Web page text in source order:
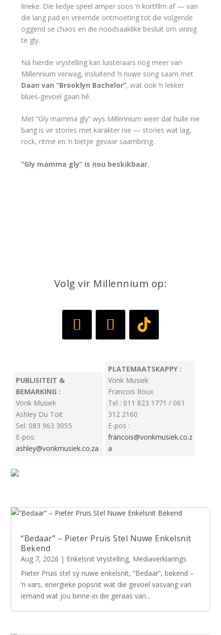
lirieke. Die liedjie speel amper soos ’n kortfilm af — van
die lang pad en vreemde ontmoeting tot die volgende
oggend se chaos en die noodsaaklike besluit om vinnig
te gly.
Ná hierdie vrystelling kan luisteraars nog meer van
Millennium verwag, insluitend ’n nuwe song saam met
Daan van “Brooklyn Bachelor”, wat ook ’n lekker
blues-gevoel gaan hê.
Met “Gly mamma gly” wys Millennium weer dat hulle nie
bang is vir stories met karakter nie — stories wat lag,
rock, ritme en ’n bietjie gevaar saambring.
“Gly mamma gly” is nou beskikbaar.
Volg vir Millennium op:
PUBLISITEIT &
BEMARKING :
Vonk Musiek
Ashley Du Toit
Sel: 083 963 3055
E-pos:
ashley@vonkmusiek.co.za
PLATEMAATSKAPPY :
Vonk Musiek
Francois Roux
Tel : 011 823 1771 / 061
312 2160
E-pos :
francois@vonkmusiek.co.z
a
“Bedaar” – Pieter Pruis Stel Nuwe Enkelsnit
Bekend
Aug 7, 2026 | Enkelsnit Vrystelling, Mediaverklarings
Pieter Pruis stel sy nuwe enkelsnit, “Bedaar”, bekend –
’n vars, energieke popsnit wat die gevoel vasvang van
iemand wat jou binne-in die geraas van...